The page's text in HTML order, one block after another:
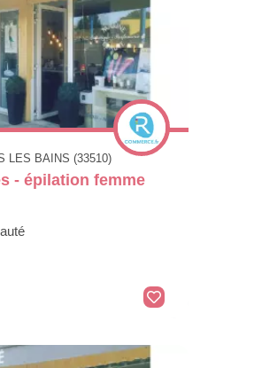
LES BAINS (33510)
- épilation femme